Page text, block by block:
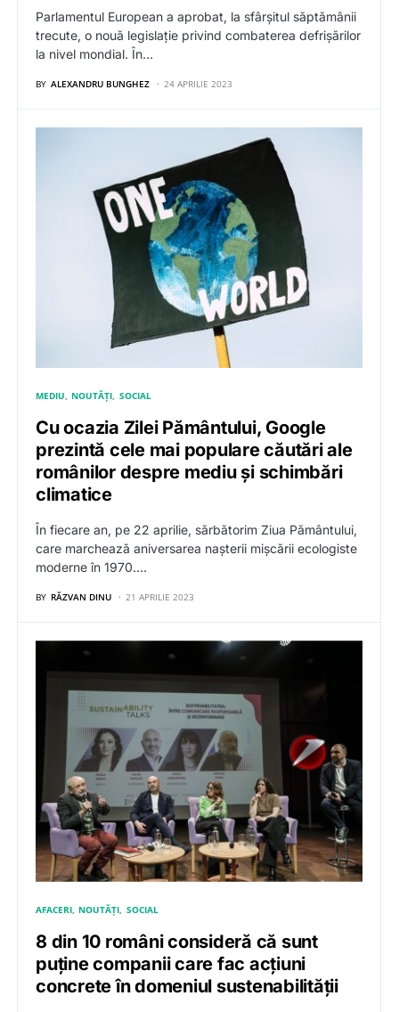
Parlamentul European a aprobat, la sfârșitul săptămânii
trecute, o nouă legislație privind combaterea defrișărilor
la nivel mondial. În…
BY ALEXANDRU BUNGHEZ 24 APRILIE 2023
MEDIU NOUTĂȚI SOCIAL
Cu ocazia Zilei Pământului, Google
prezintă cele mai populare căutări ale
românilor despre mediu și schimbări
climatice
În fiecare an, pe 22 aprilie, sărbătorim Ziua Pământului,
care marchează aniversarea nașterii mișcării ecologiste
moderne în 1970.…
BY RĂZVAN DINU 21 APRILIE 2023
AFACERI NOUTĂȚI SOCIAL
8 din 10 români consideră că sunt
puține companii care fac acțiuni
concrete în domeniul sustenabilității